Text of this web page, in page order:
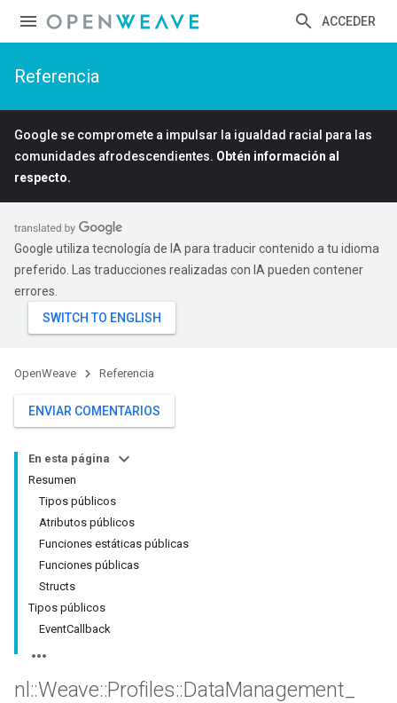
ACCEDER
Referencia
Google se compromete a impulsar la igualdad racial para las
comunidades afrodescendientes. Obtén información al
respecto.
Google utiliza tecnología de IA para traducir contenido a tu idioma
preferido. Las traducciones realizadas con IA pueden contener
errores.
OpenWeave Referencia
ENVIAR COMENTARIOS
En esta página
Resumen
Tipos públicos
Atributos públicos
Funciones estáticas públicas
Funciones públicas
Structs
Tipos públicos
EventCallback
nl ::Weave::Profiles::DataManagement